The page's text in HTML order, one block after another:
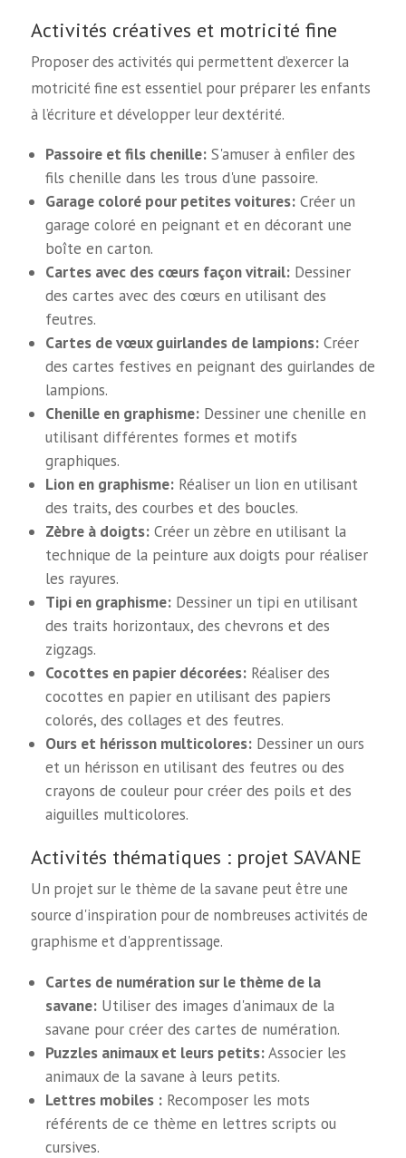
Activités créatives et motricité fine
Proposer des activités qui permettent d’exercer la
motricité fine est essentiel pour préparer les enfants
à l’écriture et développer leur dextérité.
Passoire et fils chenille: S'amuser à enfiler des
fils chenille dans les trous d'une passoire.
Garage coloré pour petites voitures: Créer un
garage coloré en peignant et en décorant une
boîte en carton.
Cartes avec des cœurs façon vitrail: Dessiner
des cartes avec des cœurs en utilisant des
feutres.
Cartes de vœux guirlandes de lampions: Créer
des cartes festives en peignant des guirlandes de
lampions.
Chenille en graphisme: Dessiner une chenille en
utilisant différentes formes et motifs
graphiques.
Lion en graphisme: Réaliser un lion en utilisant
des traits, des courbes et des boucles.
Zèbre à doigts: Créer un zèbre en utilisant la
technique de la peinture aux doigts pour réaliser
les rayures.
Tipi en graphisme: Dessiner un tipi en utilisant
des traits horizontaux, des chevrons et des
zigzags.
Cocottes en papier décorées: Réaliser des
cocottes en papier en utilisant des papiers
colorés, des collages et des feutres.
Ours et hérisson multicolores: Dessiner un ours
et un hérisson en utilisant des feutres ou des
crayons de couleur pour créer des poils et des
aiguilles multicolores.
Activités thématiques : projet SAVANE
Un projet sur le thème de la savane peut être une
source d'inspiration pour de nombreuses activités de
graphisme et d'apprentissage.
Cartes de numération sur le thème de la
savane: Utiliser des images d'animaux de la
savane pour créer des cartes de numération.
Puzzles animaux et leurs petits:Associer les
animaux de la savane à leurs petits.
Lettres mobiles : Recomposer les mots
référents de ce thème en lettres scripts ou
cursives.